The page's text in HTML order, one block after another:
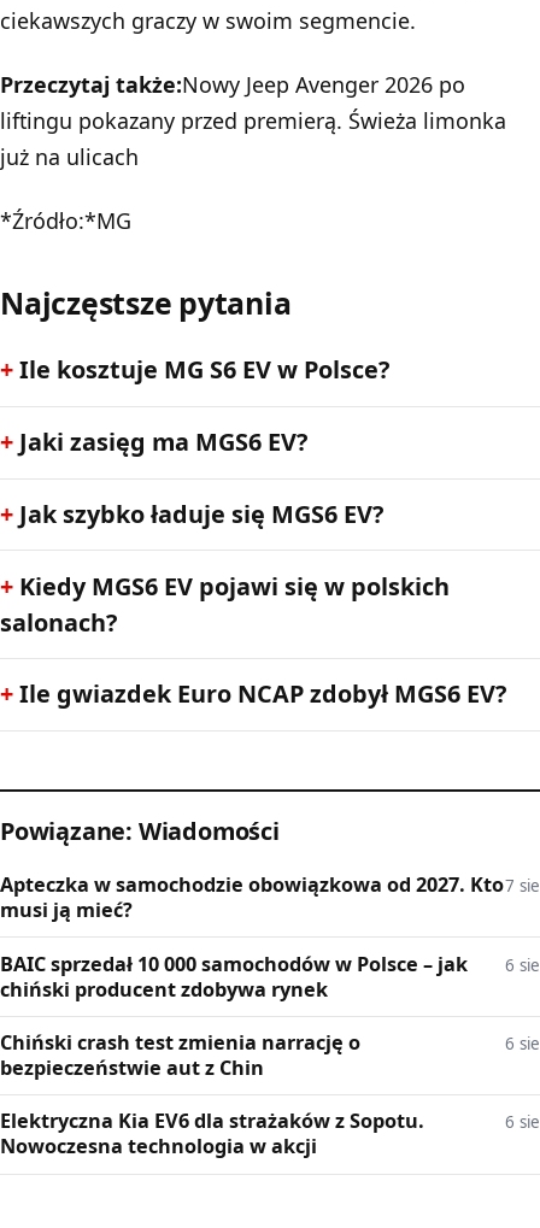
ciekawszych graczy w swoim segmencie.
Przeczytaj także:Nowy Jeep Avenger 2026 po
liftingu pokazany przed premierą. Świeża limonka
już na ulicach
*Źródło:*MG
Najczęstsze pytania
Ile kosztuje MG S6 EV w Polsce?
Jaki zasięg ma MGS6 EV?
Jak szybko ładuje się MGS6 EV?
Kiedy MGS6 EV pojawi się w polskich
salonach?
Ile gwiazdek Euro NCAP zdobył MGS6 EV?
Powiązane: Wiadomości
Apteczka w samochodzie obowiązkowa od 2027. Kto
musi ją mieć?
7 sie
BAIC sprzedał 10 000 samochodów w Polsce – jak
chiński producent zdobywa rynek
6 sie
Chiński crash test zmienia narrację o
bezpieczeństwie aut z Chin
6 sie
Elektryczna Kia EV6 dla strażaków z Sopotu.
Nowoczesna technologia w akcji
6 sie